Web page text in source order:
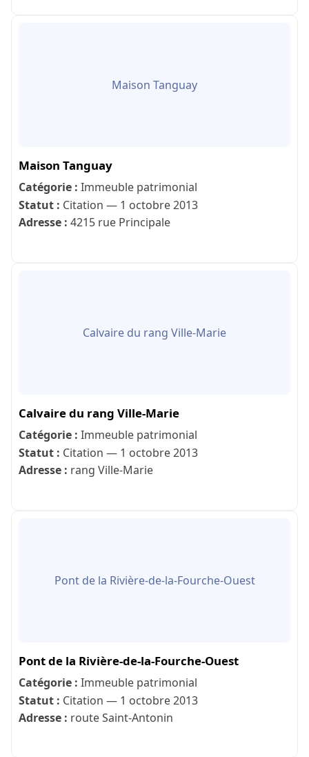
Maison Tanguay
Maison Tanguay
Catégorie : Immeuble patrimonial
Statut : Citation — 1 octobre 2013
Adresse : 4215 rue Principale
Calvaire du rang Ville-Marie
Calvaire du rang Ville-Marie
Catégorie : Immeuble patrimonial
Statut : Citation — 1 octobre 2013
Adresse : rang Ville-Marie
Pont de la Rivière-de-la-Fourche-Ouest
Pont de la Rivière-de-la-Fourche-Ouest
Catégorie : Immeuble patrimonial
Statut : Citation — 1 octobre 2013
Adresse : route Saint-Antonin